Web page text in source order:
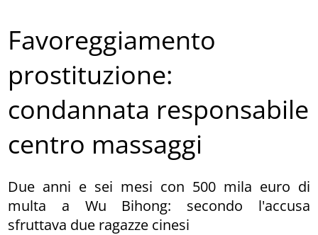
Favoreggiamento
prostituzione:
condannata responsabile
centro massaggi
Due anni e sei mesi con 500 mila euro di
multa a Wu Bihong: secondo l'accusa
sfruttava due ragazze cinesi